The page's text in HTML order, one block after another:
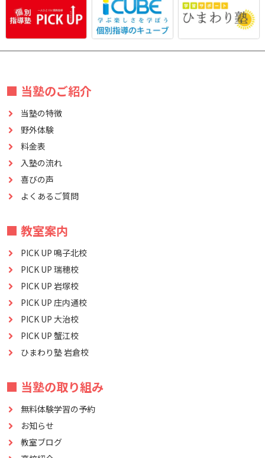
■ 当塾のご紹介
当塾の特徴
野外体験
料金表
入塾の流れ
喜びの声
よくあるご質問
■ 教室案内
PICK UP 鳴子北校
PICK UP 瑞穂校
PICK UP 岩塚校
PICK UP 庄内通校
PICK UP 大治校
PICK UP 蟹江校
ひまわり塾 岩倉校
■ 当塾の取り組み
無料体験学習の予約
お知らせ
教室ブログ